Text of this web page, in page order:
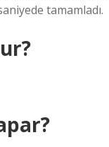
tamamladı.